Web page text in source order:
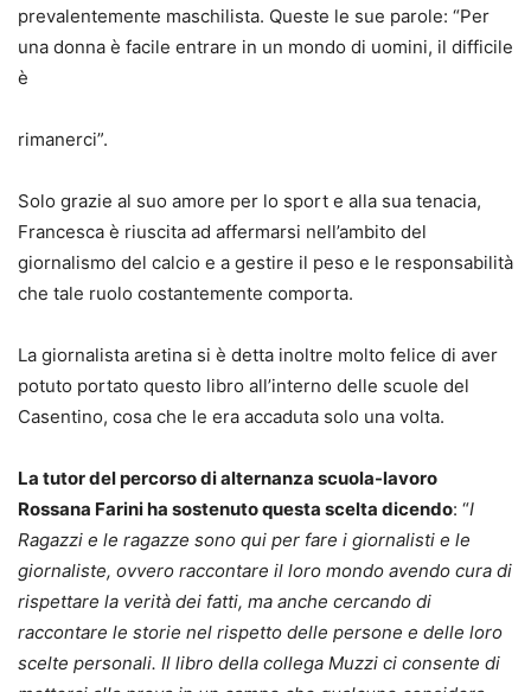
prevalentemente maschilista. Queste le sue parole: “Per
una donna è facile entrare in un mondo di uomini, il difficile
è
rimanerci”.
Solo grazie al suo amore per lo sport e alla sua tenacia,
Francesca è riuscita ad affermarsi nell’ambito del
giornalismo del calcio e a gestire il peso e le responsabilità
che tale ruolo costantemente comporta.
La giornalista aretina si è detta inoltre molto felice di aver
potuto portato questo libro all’interno delle scuole del
Casentino, cosa che le era accaduta solo una volta.
La tutor del percorso di alternanza scuola-lavoro
Rossana Farini ha sostenuto questa scelta dicendo: “I
Ragazzi e le ragazze sono qui per fare i giornalisti e le
giornaliste, ovvero raccontare il loro mondo avendo cura di
rispettare la verità dei fatti, ma anche cercando di
raccontare le storie nel rispetto delle persone e delle loro
scelte personali. Il libro della collega Muzzi ci consente di